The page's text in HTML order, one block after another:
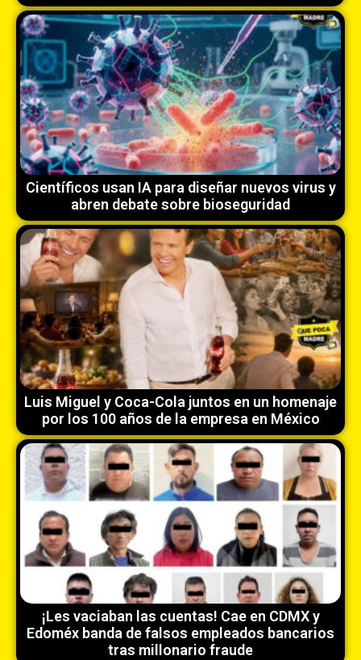
Científicos usan IA para diseñar nuevos virus y
abren debate sobre bioseguridad
Luis Miguel y Coca-Cola juntos en un homenaje
por los 100 años de la empresa en México
¡Les vaciaban las cuentas! Cae en CDMX y
Edoméx banda de falsos empleados bancarios
tras millonario fraude